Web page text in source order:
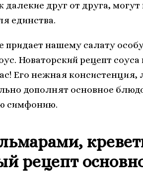
далекие друг от друга,
единства.
придает нашему салату
Новаторский рецепт
Его нежная консистенция,
дополнят основное
симфонию.
рецепт